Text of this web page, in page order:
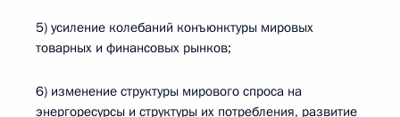
5) усиление колебаний конъюнктуры мировых
товарных и финансовых рынков;
6) изменение структуры мирового спроса на
энергоресурсы и структуры их потребления, развитие